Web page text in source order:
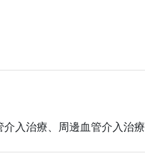
入治療、周邊血管介入治療